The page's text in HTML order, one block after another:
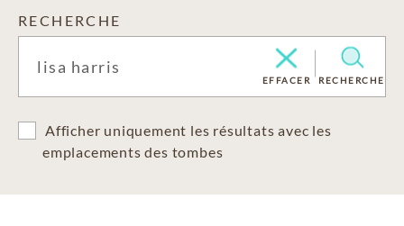
RECHERCHE
EFFACER RECHERCHE
Afficher uniquement les résultats avec les
emplacements des tombes